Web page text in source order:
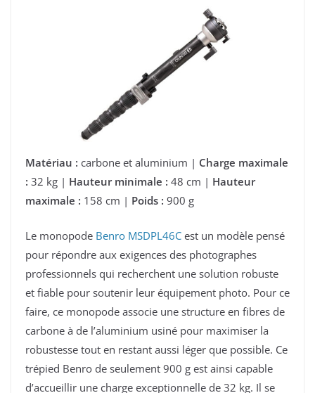
Matériau : carbone et aluminium | Charge maximale
: 32 kg | Hauteur minimale : 48 cm | Hauteur
maximale : 158 cm | Poids : 900 g
Le monopode Benro MSDPL46C est un modèle pensé
pour répondre aux exigences des photographes
professionnels qui recherchent une solution robuste
et fiable pour soutenir leur équipement photo. Pour ce
faire, ce monopode associe une structure en fibres de
carbone à de l’aluminium usiné pour maximiser la
robustesse tout en restant aussi léger que possible. Ce
trépied Benro de seulement 900 g est ainsi capable
d’accueillir une charge exceptionnelle de 32 kg. Il se